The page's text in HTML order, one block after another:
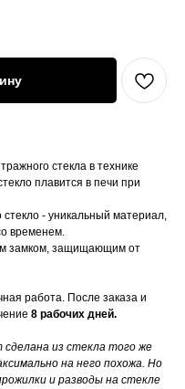
стекла в технике
плавится в печи при
стекло - уникальный материал,
временем.
замком, защищающим от
работа. После заказа и
8 рабочих дней.
из стекла того же
на него похожа. Но
и разводы на стекле